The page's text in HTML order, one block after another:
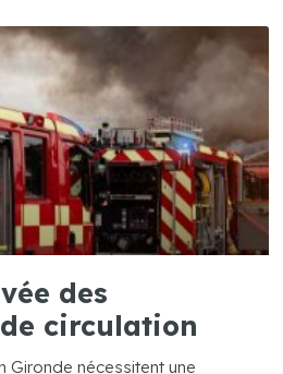
des
circulation
Gironde nécessitent une